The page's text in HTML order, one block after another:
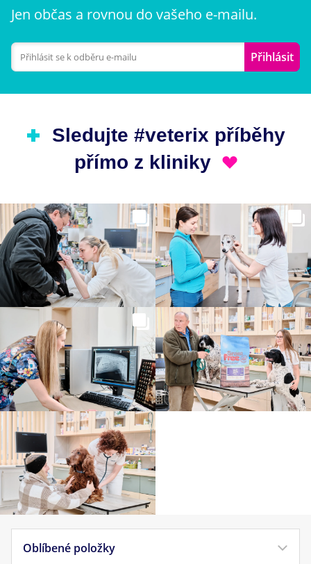
Jen občas a rovnou do vašeho e-mailu.
Přihlásit
Sledujte #veterix příběhy
přímo z kliniky
Oblíbené položky